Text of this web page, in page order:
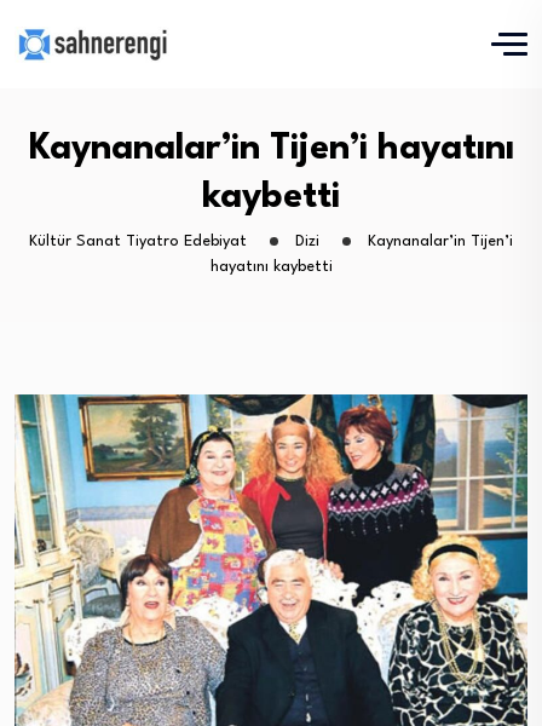
Kaynanalar’in Tijen’i hayatını
kaybetti
Kültür Sanat Tiyatro Edebiyat Dizi
Kaynanalar’in Tijen’i
hayatını kaybetti